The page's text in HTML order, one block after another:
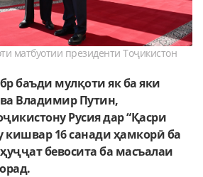
матбуотии президенти Тоҷикистон
баъди мулқоти як ба яки
Владимир Путин,
Русия дар “Қасри
кишвар 16 санади ҳамкорӣ ба
бевосита ба масъалаи